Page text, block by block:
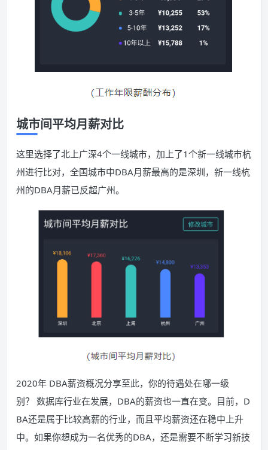
城市间平均月薪对比
这里选择了北上广深4个一线城市，加上了1个新一线城市杭
州进行比对，全国城市中DBA月薪最高的是深圳，新一线杭
州的DBA月薪已反超广州。
2020年 DBA薪资概况分享至此，你的待遇处在哪一级
别？ 数据库行业在发展，DBA的薪资也一直在变。目前，D
BA还是属于比较高薪的行业，而且平均薪资还在稳中上升
中。如果你想成为一名优秀的DBA，还是需要不断学习新技